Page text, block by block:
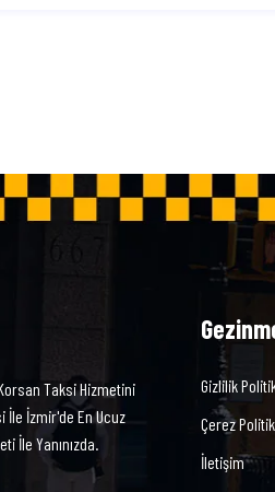
Taksi Hizmetini
İle İzmir'de En Ucuz
İle Yanınızda.
Gizlilik
Çerez
İletişim